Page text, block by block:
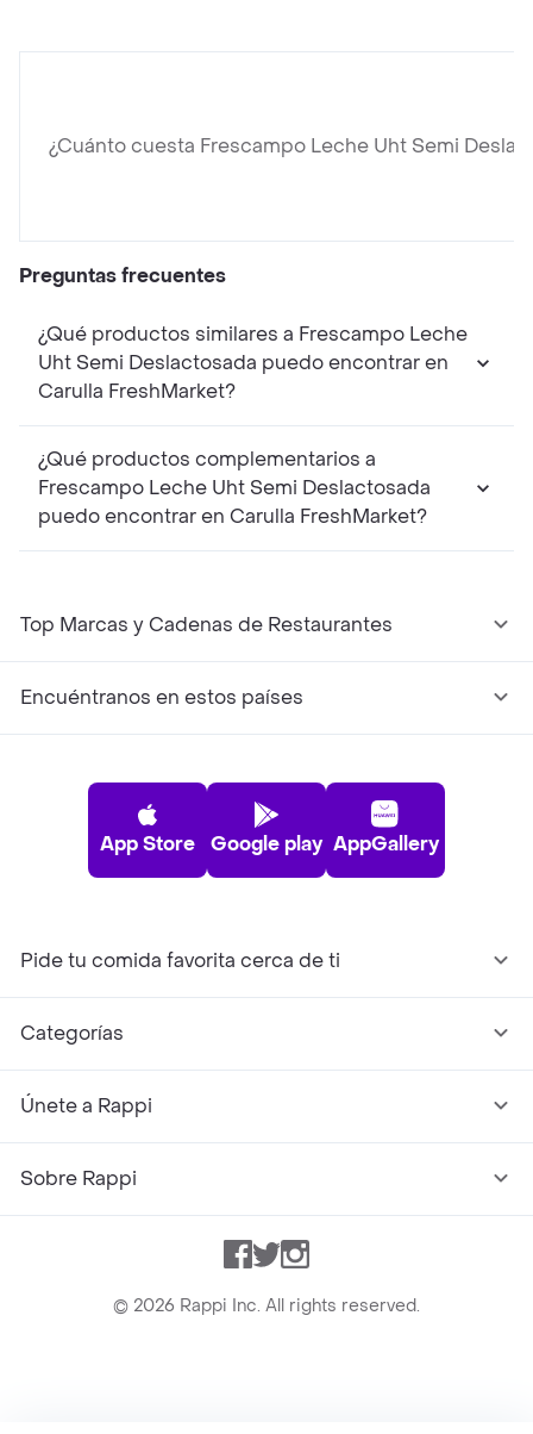
¿Cuánto cuesta Frescampo Leche Uht Semi
Preguntas frecuentes
¿Qué productos similares a Frescampo Leche
Uht Semi Deslactosada puedo encontrar en
Carulla FreshMarket?
¿Qué productos complementarios a
Frescampo Leche Uht Semi Deslactosada
puedo encontrar en Carulla FreshMarket?
Top Marcas y Cadenas de Restaurantes
Encuéntranos en estos países
App Store Google play AppGallery
Pide tu comida favorita cerca de ti
Categorías
Únete a Rappi
Sobre Rappi
Facebook
TwitterInstagram
© 2026 Rappi Inc. All rights reserved.